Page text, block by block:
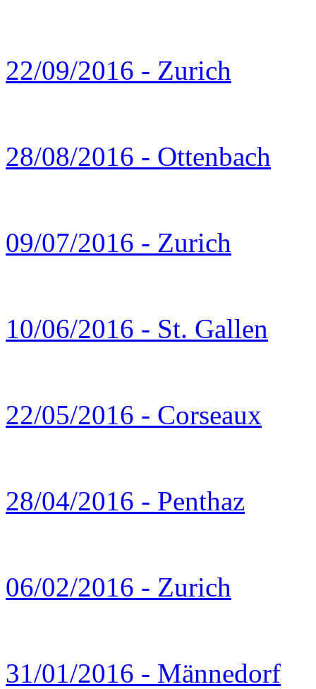
22/09/2016 - Zurich
28/08/2016 - Ottenbach
09/07/2016 - Zurich
10/06/2016 - St. Gallen
22/05/2016 - Corseaux
28/04/2016 - Penthaz
06/02/2016 - Zurich
31/01/2016 - Männedorf